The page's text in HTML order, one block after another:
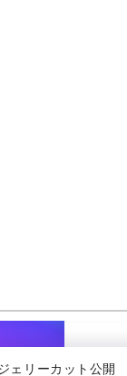
ェリーカット公開